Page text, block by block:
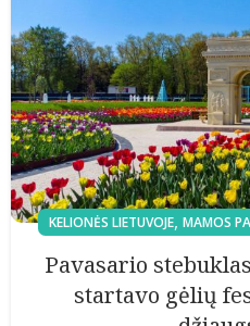
KELIONĖS LIETUVOJE, MAMOS
Pavasario
startavo gėlių